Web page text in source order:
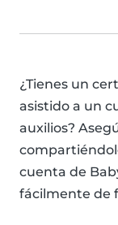
¿Tienes un
asistido a un
auxilios?
cuenta de
fácilmente de